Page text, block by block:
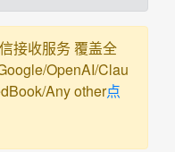
接收服务 覆盖全
OpenAI/Clau
Any other点